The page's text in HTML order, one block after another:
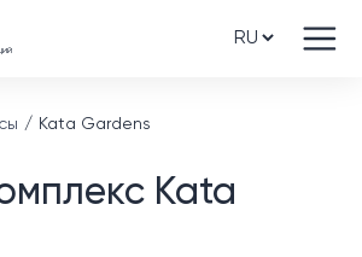
Kata Gardens
Kata